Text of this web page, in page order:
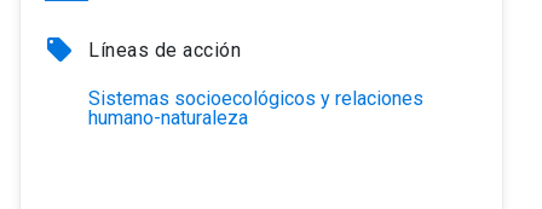
local_offer Líneas de acción
Sistemas socioecológicos y relaciones
humano-naturaleza